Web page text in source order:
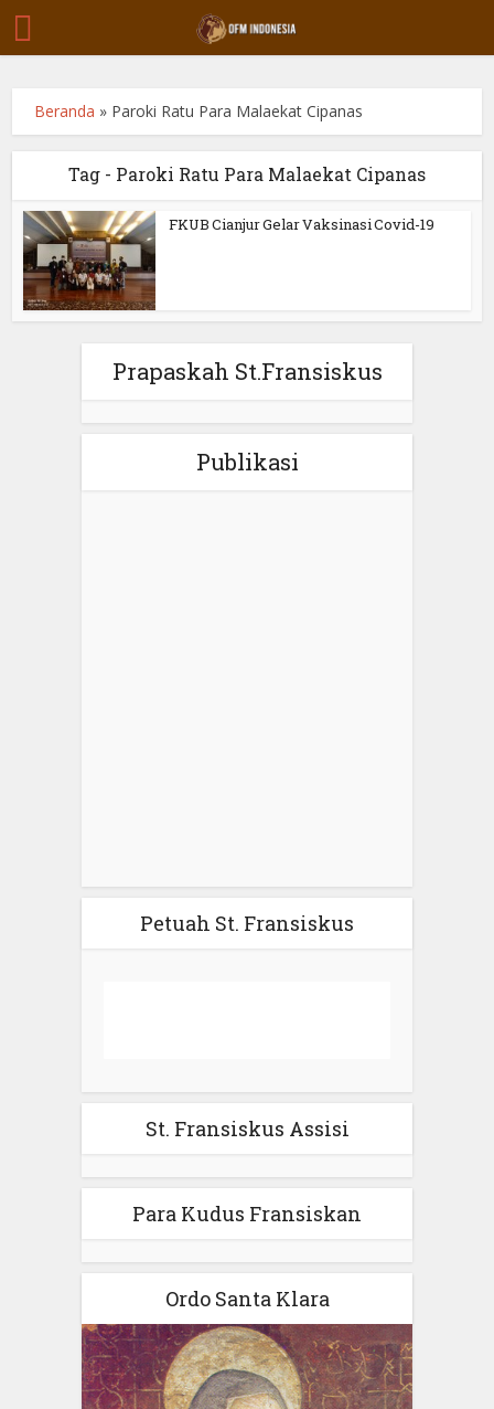
Beranda » Paroki Ratu Para Malaekat Cipanas
Tag - Paroki Ratu Para Malaekat Cipanas
FKUB Cianjur Gelar Vaksinasi Covid-19
Prapaskah St.Fransiskus
Publikasi
Petuah St. Fransiskus
St. Fransiskus Assisi
Para Kudus Fransiskan
Ordo Santa Klara